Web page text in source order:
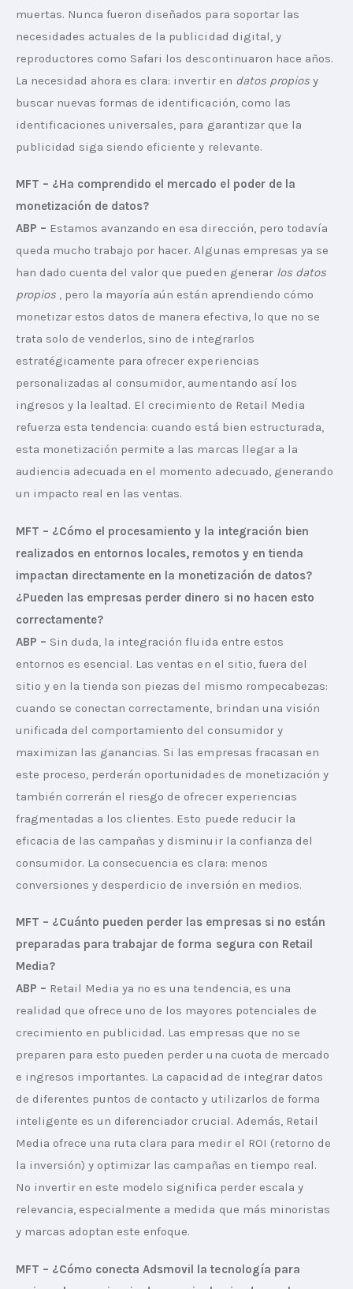
muertas. Nunca fueron diseñados para soportar las
necesidades actuales de la publicidad digital, y
reproductores como Safari los descontinuaron hace años.
La necesidad ahora es clara: invertir en datos propios y
buscar nuevas formas de identificación, como las
identificaciones universales, para garantizar que la
publicidad siga siendo eficiente y relevante.
MFT – ¿Ha comprendido el mercado el poder de la
monetización de datos?
ABP – Estamos avanzando en esa dirección, pero todavía
queda mucho trabajo por hacer. Algunas empresas ya se
han dado cuenta del valor que pueden generar los datos
propios , pero la mayoría aún están aprendiendo cómo
monetizar estos datos de manera efectiva, lo que no se
trata solo de venderlos, sino de integrarlos
estratégicamente para ofrecer experiencias
personalizadas al consumidor, aumentando así los
ingresos y la lealtad. El crecimiento de Retail Media
refuerza esta tendencia: cuando está bien estructurada,
esta monetización permite a las marcas llegar a la
audiencia adecuada en el momento adecuado, generando
un impacto real en las ventas.
MFT – ¿Cómo el procesamiento y la integración bien
realizados en entornos locales, remotos y en tienda
impactan directamente en la monetización de datos?
¿Pueden las empresas perder dinero si no hacen esto
correctamente?
ABP – Sin duda, la integración fluida entre estos
entornos es esencial. Las ventas en el sitio, fuera del
sitio y en la tienda son piezas del mismo rompecabezas:
cuando se conectan correctamente, brindan una visión
unificada del comportamiento del consumidor y
maximizan las ganancias. Si las empresas fracasan en
este proceso, perderán oportunidades de monetización y
también correrán el riesgo de ofrecer experiencias
fragmentadas a los clientes. Esto puede reducir la
eficacia de las campañas y disminuir la confianza del
consumidor. La consecuencia es clara: menos
conversiones y desperdicio de inversión en medios.
MFT – ¿Cuánto pueden perder las empresas si no están
preparadas para trabajar de forma segura con Retail
Media?
ABP – Retail Media ya no es una tendencia, es una
realidad que ofrece uno de los mayores potenciales de
crecimiento en publicidad. Las empresas que no se
preparen para esto pueden perder una cuota de mercado
e ingresos importantes. La capacidad de integrar datos
de diferentes puntos de contacto y utilizarlos de forma
inteligente es un diferenciador crucial. Además, Retail
Media ofrece una ruta clara para medir el ROI (retorno de
la inversión) y optimizar las campañas en tiempo real.
No invertir en este modelo significa perder escala y
relevancia, especialmente a medida que más minoristas
y marcas adoptan este enfoque.
MFT – ¿Cómo conecta Adsmovil la tecnología para